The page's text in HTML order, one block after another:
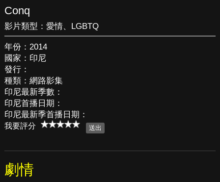
Conq
影片類型： 愛情、 LGBTQ
年份：2014
國家：印尼
發行：
種類：網路影集
印尼最新季數：
印尼首播日期：
印尼最新季首播日期：
我要評分
劇情